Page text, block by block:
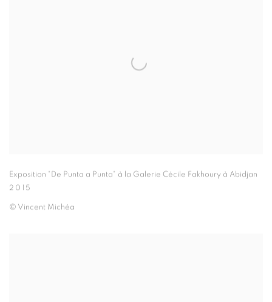
Exposition "De Punta a Punta" à la Galerie Cécile Fakhoury à Abidjan
2015
© Vincent Michéa